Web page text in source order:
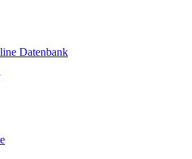
Datenbank